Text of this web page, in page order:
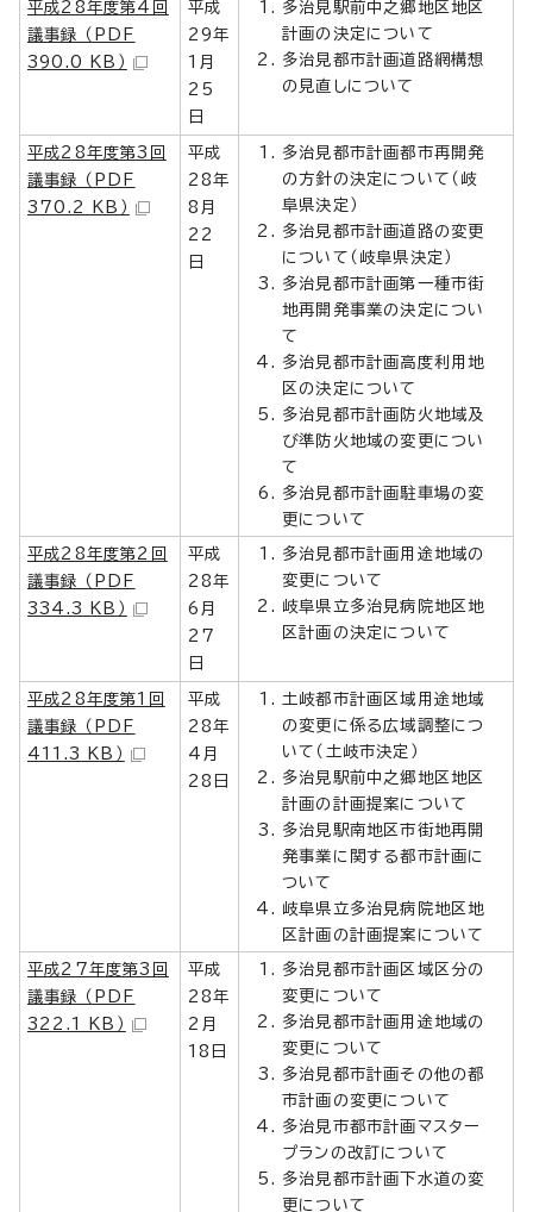
平成28年度第4回
議事録 （PDF
390.0 KB）
平成
29年
1月
25
日
多治見駅前中之郷地区地区
計画の決定について
多治見都市計画道路網構想
の見直しについて
平成28年度第3回
議事録 （PDF
370.2 KB）
平成
28年
8月
22
日
多治見都市計画都市再開発
の方針の決定について（岐
阜県決定）
多治見都市計画道路の変更
について（岐阜県決定）
多治見都市計画第一種市街
地再開発事業の決定につい
て
多治見都市計画高度利用地
区の決定について
多治見都市計画防火地域及
び準防火地域の変更につい
て
多治見都市計画駐車場の変
更について
平成28年度第2回
議事録 （PDF
334.3 KB）
平成
28年
6月
27
日
多治見都市計画用途地域の
変更について
岐阜県立多治見病院地区地
区計画の決定について
平成28年度第1回
議事録 （PDF
411.3 KB）
平成
28年
4月
28日
土岐都市計画区域用途地域
の変更に係る広域調整につ
いて（土岐市決定）
多治見駅前中之郷地区地区
計画の計画提案について
多治見駅南地区市街地再開
発事業に関する都市計画に
ついて
岐阜県立多治見病院地区地
区計画の計画提案について
平成27年度第3回
議事録 （PDF
322.1 KB）
平成
28年
2月
18日
多治見都市計画区域区分の
変更について
多治見都市計画用途地域の
変更について
多治見都市計画その他の都
市計画の変更について
多治見市都市計画マスター
プランの改訂について
多治見都市計画下水道の変
更について